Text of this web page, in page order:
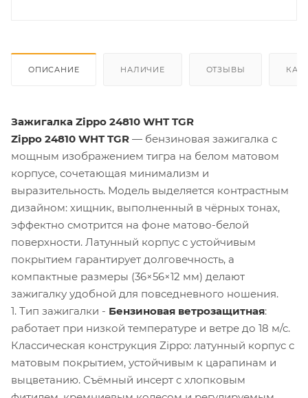
ОПИСАНИЕ НАЛИЧИЕ ОТЗЫВЫ КАК
Зажигалка Zippo 24810 WHT TGR
Zippo 24810 WHT TGR — бензиновая зажигалка с
мощным изображением тигра на белом матовом
корпусе, сочетающая минимализм и
выразительность. Модель выделяется контрастным
дизайном: хищник, выполненный в чёрных тонах,
эффектно смотрится на фоне матово-белой
поверхности. Латунный корпус с устойчивым
покрытием гарантирует долговечность, а
компактные размеры (36×56×12 мм) делают
зажигалку удобной для повседневного ношения.
1. Тип зажигалки - Бензиновая ветрозащитная:
работает при низкой температуре и ветре до 18 м/с.
Классическая конструкция Zippo: латунный корпус с
матовым покрытием, устойчивым к царапинам и
выцветанию. Съёмный инсерт с хлопковым